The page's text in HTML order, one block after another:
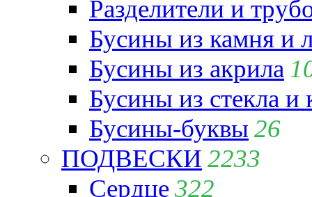
Разделители и
Бусины из камня и
Бусины из акрила
Бусины из стекла и
Бусины-буквы 26
ПОДВЕСКИ 2233
Сердце322